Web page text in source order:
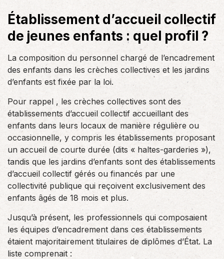
Établissement d’accueil collectif
de jeunes enfants : quel profil ?
La composition du personnel chargé de l’encadrement
des enfants dans les crèches collectives et les jardins
d’enfants est fixée par la loi.
Pour rappel , les crèches collectives sont des
établissements d’accueil collectif accueillant des
enfants dans leurs locaux de manière régulière ou
occasionnelle, y compris les établissements proposant
un accueil de courte durée (dits « haltes-garderies »),
tandis que les jardins d’enfants sont des établissements
d’accueil collectif gérés ou financés par une
collectivité publique qui reçoivent exclusivement des
enfants âgés de 18 mois et plus.
Jusqu’à présent, les professionnels qui composaient
les équipes d’encadrement dans ces établissements
étaient majoritairement titulaires de diplômes d’État. La
liste comprenait :